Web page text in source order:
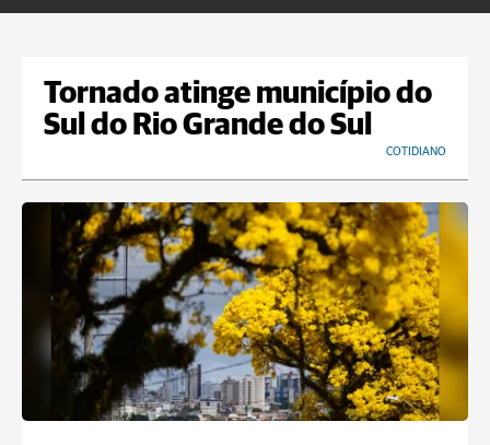
Tornado atinge município do
Sul do Rio Grande do Sul
COTIDIANO